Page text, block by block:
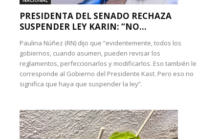
PRESIDENTA DEL SENADO RECHAZA
SUSPENDER LEY KARIN: “NO...
Paulina Núñez (RN) dijo que “evidentemente, todos los
gobiernos, cuando asumen, pueden revisar los
reglamentos, perfeccionarlos y modificarlos. Eso también le
corresponde al Gobierno del Presidente Kast. Pero eso no
significa que haya que suspender la ley”.